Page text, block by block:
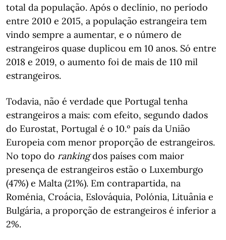
total da população. Após o declínio, no período
entre 2010 e 2015, a população estrangeira tem
vindo sempre a aumentar, e o número de
estrangeiros quase duplicou em 10 anos. Só entre
2018 e 2019, o aumento foi de mais de 110 mil
estrangeiros.
Todavia, não é verdade que Portugal tenha
estrangeiros a mais: com efeito, segundo dados
do Eurostat, Portugal é o 10.º país da União
Europeia com menor proporção de estrangeiros.
No topo do rankingdos países com maior
presença de estrangeiros estão o Luxemburgo
(47%) e Malta (21%). Em contrapartida, na
Roménia, Croácia, Eslováquia, Polónia, Lituânia e
Bulgária, a proporção de estrangeiros é inferior a
2%.